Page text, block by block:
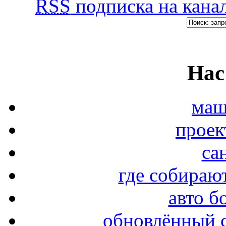
RSS подписка на
где
авто
обновлённый